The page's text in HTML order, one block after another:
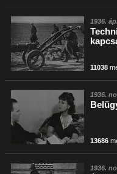
1936.
11038
1936.
13686
1936.